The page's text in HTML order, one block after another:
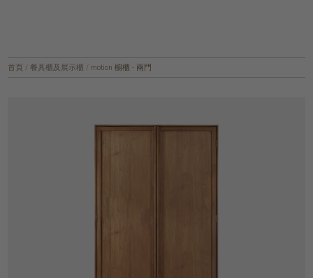
首頁 / 餐具櫃及展示櫃 / motion 櫥櫃 - 兩門